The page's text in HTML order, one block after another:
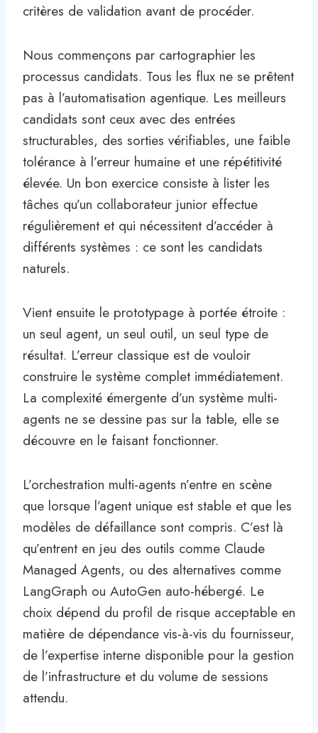
critères de validation avant de procéder.
Nous commençons par cartographier les
processus candidats. Tous les flux ne se prêtent
pas à l’automatisation agentique. Les meilleurs
candidats sont ceux avec des entrées
structurables, des sorties vérifiables, une faible
tolérance à l’erreur humaine et une répétitivité
élevée. Un bon exercice consiste à lister les
tâches qu’un collaborateur junior effectue
régulièrement et qui nécessitent d’accéder à
différents systèmes : ce sont les candidats
naturels.
Vient ensuite le prototypage à portée étroite :
un seul agent, un seul outil, un seul type de
résultat. L’erreur classique est de vouloir
construire le système complet immédiatement.
La complexité émergente d’un système multi-
agents ne se dessine pas sur la table, elle se
découvre en le faisant fonctionner.
L’orchestration multi-agents n’entre en scène
que lorsque l’agent unique est stable et que les
modèles de défaillance sont compris. C’est là
qu’entrent en jeu des outils comme Claude
Managed Agents, ou des alternatives comme
LangGraph ou AutoGen auto-hébergé. Le
choix dépend du profil de risque acceptable en
matière de dépendance vis-à-vis du fournisseur,
de l’expertise interne disponible pour la gestion
de l’infrastructure et du volume de sessions
attendu.